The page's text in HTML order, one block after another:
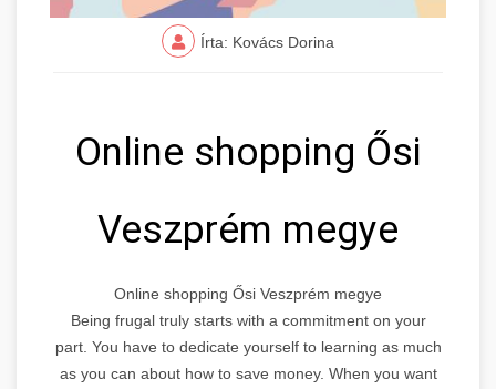
Írta: Kovács Dorina
Online shopping Ősi
Veszprém megye
Online shopping Ősi Veszprém megye
Being frugal truly starts with a commitment on your
part. You have to dedicate yourself to learning as much
as you can about how to save money. When you want